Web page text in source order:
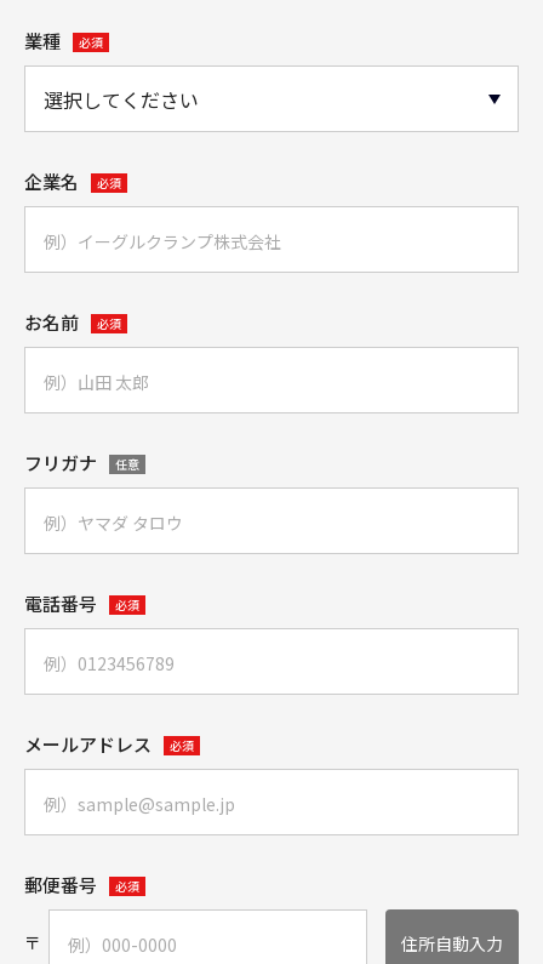
業種 必須
企業名 必須
お名前 必須
フリガナ 任意
電話番号 必須
メールアドレス 必須
郵便番号 必須
〒 住所自動入力